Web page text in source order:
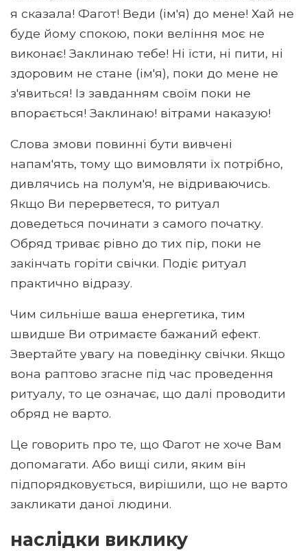
я сказала! Фагот! Веди (ім'я) до мене! Хай не
буде йому спокою, поки веління моє не
виконає! Заклинаю тебе! Ні їсти, ні пити, ні
здоровим не стане (ім'я), поки до мене не
з'явиться! Із завданням своїм поки не
впорається! Заклинаю! вітрами наказую!
Слова змови повинні бути вивчені
напам'ять, тому що вимовляти їх потрібно,
дивлячись на полум'я, не відриваючись.
Якщо Ви перерветеся, то ритуал
доведеться починати з самого початку.
Обряд триває рівно до тих пір, поки не
закінчать горіти свічки. Подіє ритуал
практично відразу.
Чим сильніше ваша енергетика, тим
швидше Ви отримаєте бажаний ефект.
Звертайте увагу на поведінку свічки. Якщо
вона раптово згасне під час проведення
ритуалу, то це означає, що далі проводити
обряд не варто.
Це говорить про те, що Фагот не хоче Вам
допомагати. Або вищі сили, яким він
підпорядковується, вирішили, що не варто
закликати даної людини.
наслідки виклику